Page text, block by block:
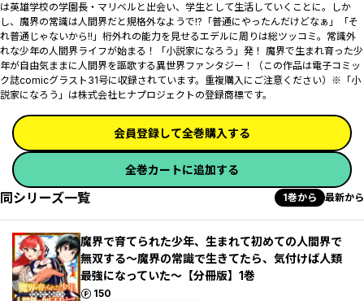
は英雄学校の学園長・マリベルと出会い、学生として生活していくことに。しか
し、魔界の常識は人間界だと規格外なようで――!?「普通にやったんだけどなぁ」「そ
れ普通じゃないから!!」桁外れの能力を見せるエデルに周りは総ツッコミ。常識外
れな少年の人間界ライフが始まる！「小説家になろう」発！ 魔界で生まれ育った少
年が自由気ままに人間界を謳歌する異世界ファンタジー！（この作品は電子コミッ
ク誌comicグラスト31号に収録されています。重複購入にご注意ください）※「小
説家になろう」は株式会社ヒナプロジェクトの登録商標です。
会員登録して全巻購入する
全巻カートに追加する
同シリーズ一覧 1巻から 最新から
魔界で育てられた少年、生まれて初めての人間界で
無双する～魔界の常識で生きてたら、気付けば人類
最強になっていた～【分冊版】1巻
150
ポイント